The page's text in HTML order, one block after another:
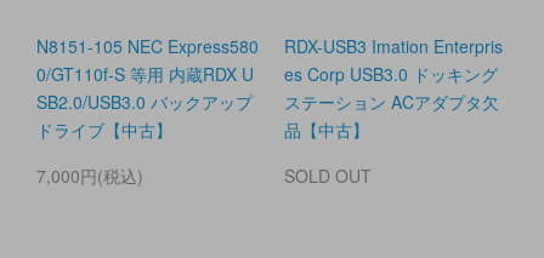
N8151-105 NEC Express580
0/GT110f-S 等用 内蔵RDX U
SB2.0/USB3.0 バックアップ
ドライブ【中古】
7,000円(税込)
RDX-USB3 Imation Enterpris
es Corp USB3.0 ドッキング
ステーション ACアダプタ欠
品【中古】
SOLD OUT